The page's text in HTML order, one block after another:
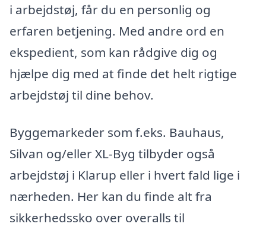
i arbejdstøj, får du en personlig og
erfaren betjening. Med andre ord en
ekspedient, som kan rådgive dig og
hjælpe dig med at finde det helt rigtige
arbejdstøj til dine behov.
Byggemarkeder som f.eks. Bauhaus,
Silvan og/eller XL-Byg tilbyder også
arbejdstøj i Klarup eller i hvert fald lige i
nærheden. Her kan du finde alt fra
sikkerhedssko over overalls til